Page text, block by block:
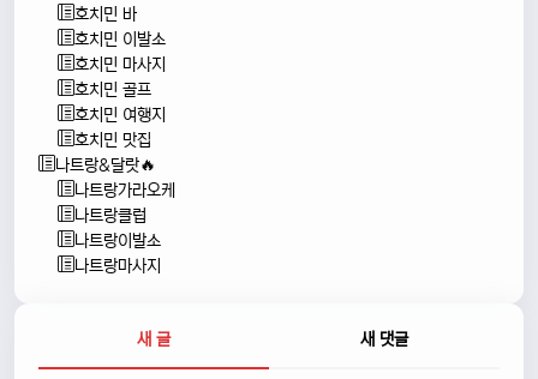
호치민 바
호치민 이발소
호치민 마사지
호치민 골프
호치민 여행지
호치민 맛집
나트랑&달랏🔥
나트랑가라오케
나트랑클럽
나트랑이발소
나트랑마사지
새 글 새 댓글